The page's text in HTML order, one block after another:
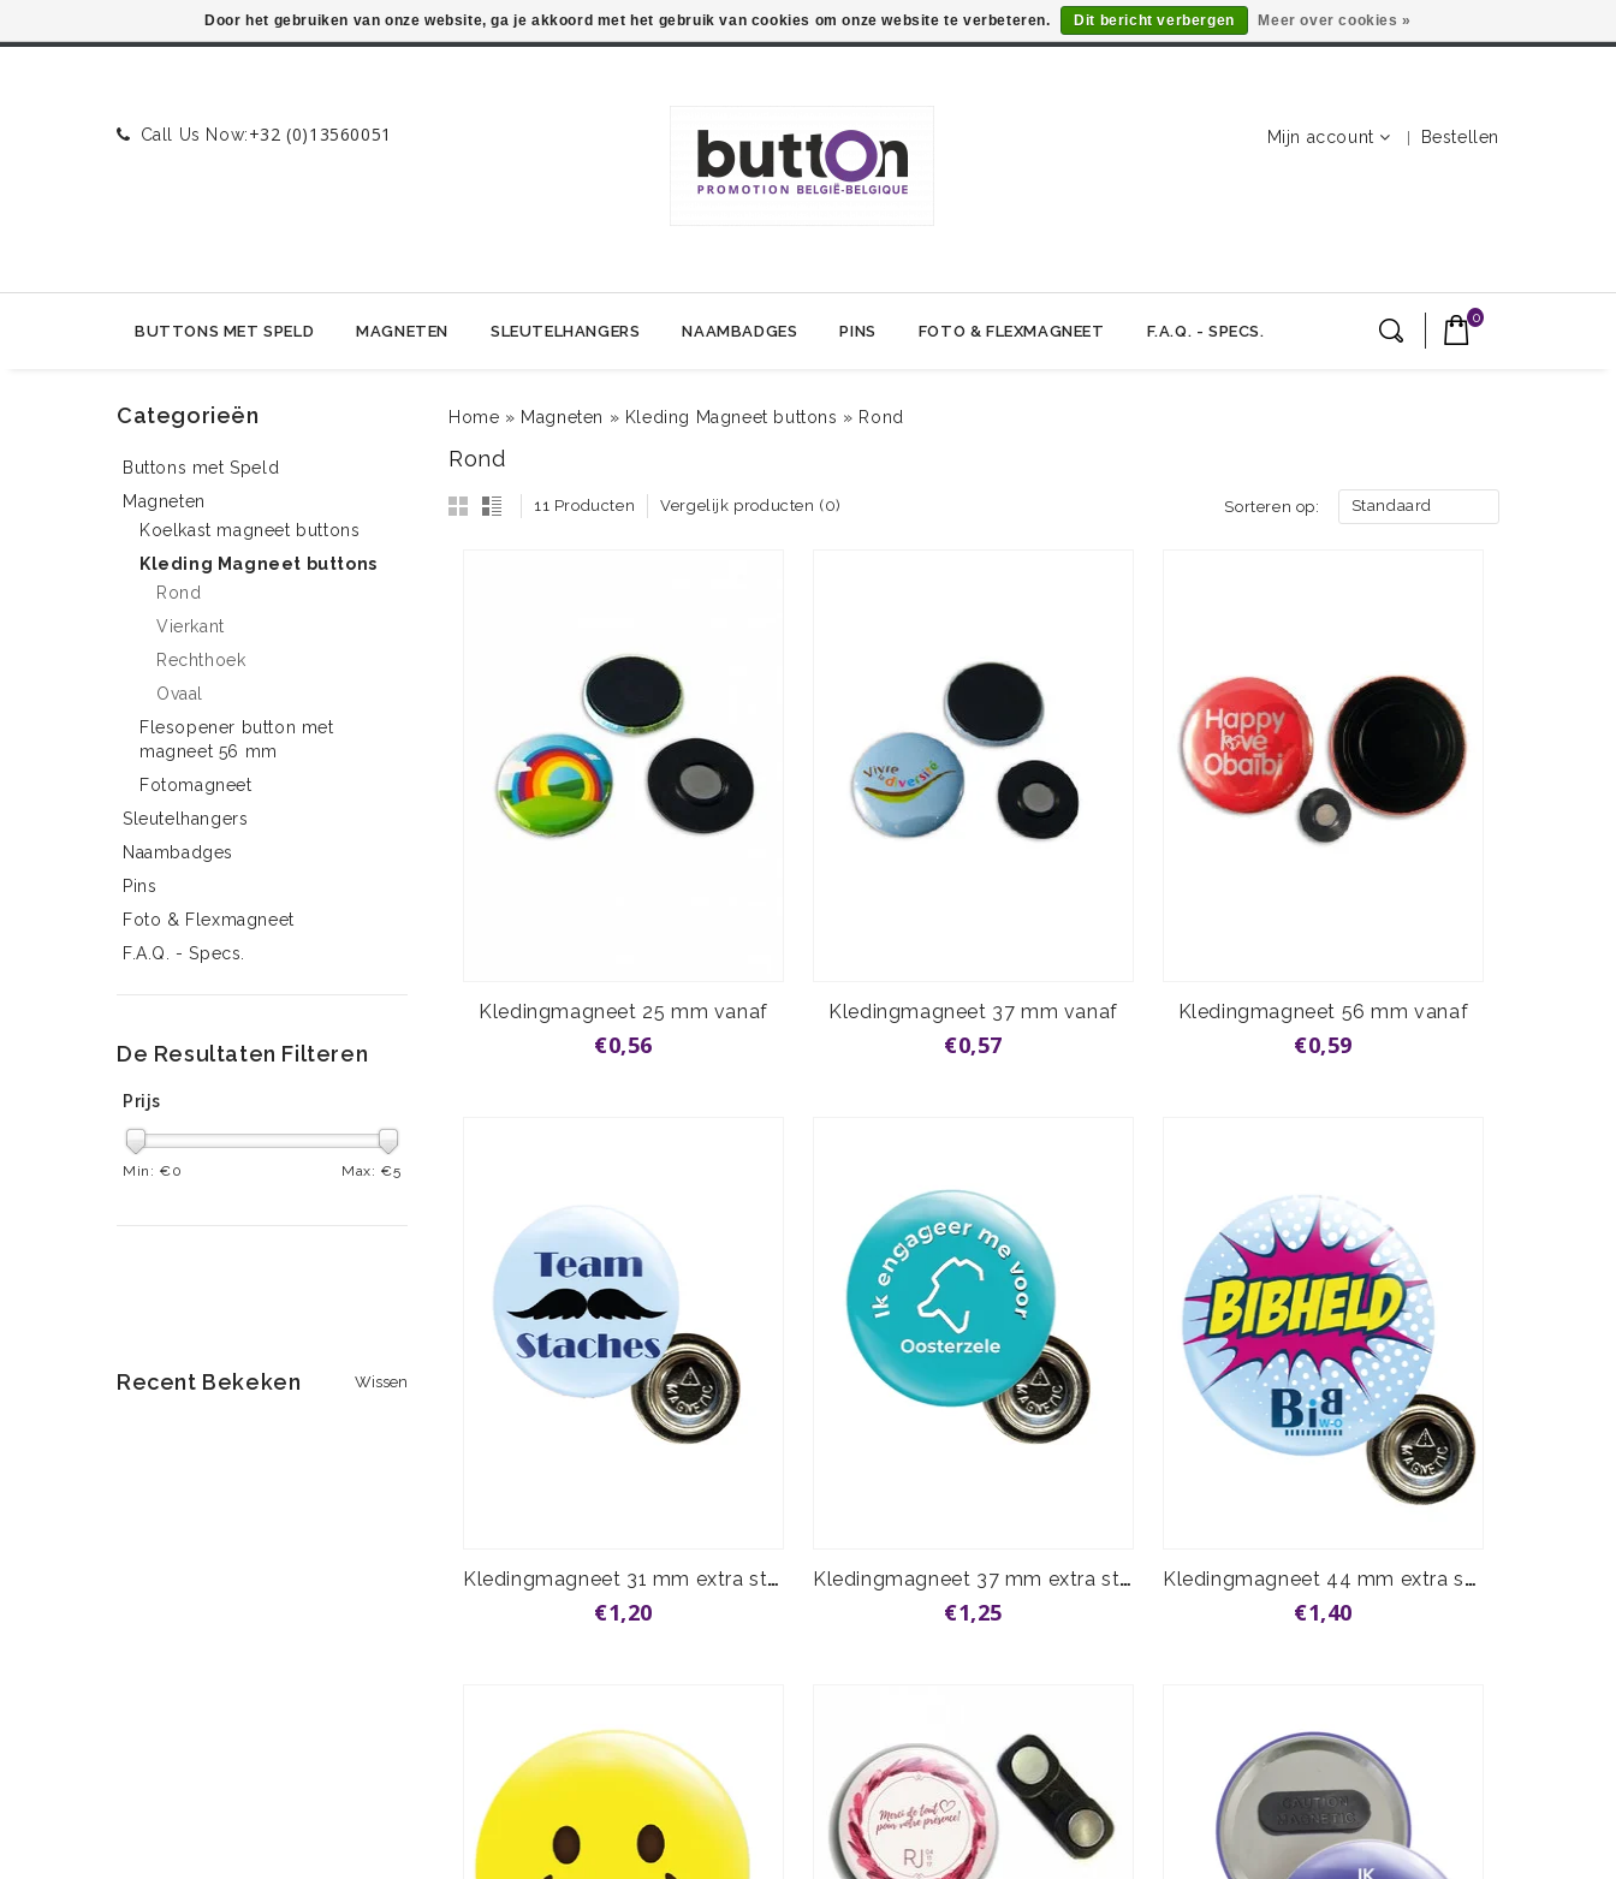
Call Us Now:+32 (0)13560051 Mijn account Bestellen
BUTTONS MET SPELD MAGNETEN SLEUTELHANGERS NAAMBADGES PINS FOTO & FLEXMAGNEET F.A.Q. - SPECS.
0
Home » Magneten » Kleding Magneet buttons » Rond
Rond
11 Producten Vergelijk producten (0) Sorteren op: Standaard
Kledingmagneet 25 mm vanaf
€0,56
Kledingmagneet 37 mm vanaf
€0,57
Kledingmagneet 56 mm vanaf
€0,59
Kledingmagneet 31 mm extra sterk
€1,20
Kledingmagneet 37 mm extra sterk
€1,25
Kledingmagneet 44 mm extra sterk
€1,40
Categorieën
Buttons met Speld
Magneten
Koelkast magneet buttons
Kleding Magneet buttons
Rond
Vierkant
Rechthoek
Ovaal
Flesopener button met
magneet 56 mm
Fotomagneet
Sleutelhangers
Naambadges
Pins
Foto & Flexmagneet
F.A.Q. - Specs.
De Resultaten Filteren
Prijs
Min: €0 Max: €5
Recent Bekeken Wissen
Door het gebruiken van onze website, ga je akkoord met het gebruik van cookies om onze website te verbeteren. Dit bericht verbergen Meer over cookies »